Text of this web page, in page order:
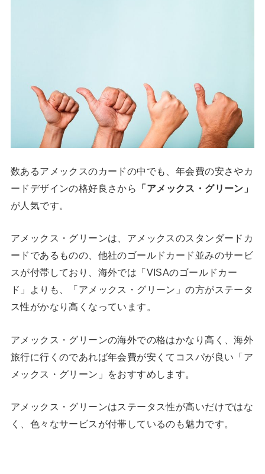
数あるアメックスのカードの中でも、年会費の安さやカ
ードデザインの格好良さから
「アメックス・グリーン」
が人気です。
アメックス・グリーンは、アメックスのスタンダードカ
ードであるものの、他社のゴールドカード並みのサービ
スが付帯しており、海外では「VISAのゴールドカー
ド」よりも、「アメックス・グリーン」の方がステータ
ス性がかなり高くなっています。
アメックス・グリーンの海外での格はかなり高く、海外
旅行に行くのであれば年会費が安くてコスパが良い「ア
メックス・グリーン」をおすすめします。
アメックス・グリーンはステータス性が高いだけではな
く、色々なサービスが付帯しているのも魅力です。